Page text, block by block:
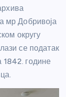
мр Добривоја
округу
се податак
године